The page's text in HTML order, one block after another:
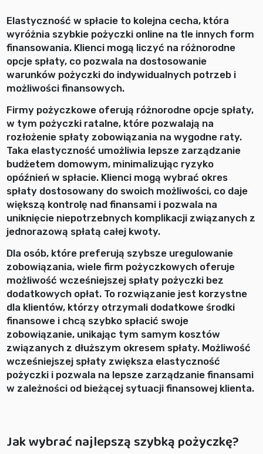
Elastyczność w spłacie to kolejna cecha, która
wyróżnia szybkie pożyczki online na tle innych form
finansowania. Klienci mogą liczyć na różnorodne
opcje spłaty, co pozwala na dostosowanie
warunków pożyczki do indywidualnych potrzeb i
możliwości finansowych.
Firmy pożyczkowe oferują różnorodne opcje spłaty,
w tym pożyczki ratalne, które pozwalają na
rozłożenie spłaty zobowiązania na wygodne raty.
Taka elastyczność umożliwia lepsze zarządzanie
budżetem domowym, minimalizując ryzyko
opóźnień w spłacie. Klienci mogą wybrać okres
spłaty dostosowany do swoich możliwości, co daje
większą kontrolę nad finansami i pozwala na
uniknięcie niepotrzebnych komplikacji związanych z
jednorazową spłatą całej kwoty.
Dla osób, które preferują szybsze uregulowanie
zobowiązania, wiele firm pożyczkowych oferuje
możliwość wcześniejszej spłaty pożyczki bez
dodatkowych opłat. To rozwiązanie jest korzystne
dla klientów, którzy otrzymali dodatkowe środki
finansowe i chcą szybko spłacić swoje
zobowiązanie, unikając tym samym kosztów
związanych z dłuższym okresem spłaty. Możliwość
wcześniejszej spłaty zwiększa elastyczność
pożyczki i pozwala na lepsze zarządzanie finansami
w zależności od bieżącej sytuacji finansowej klienta.
Jak wybrać najlepszą szybką pożyczkę?